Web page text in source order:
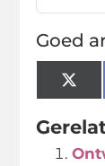
Goed
X